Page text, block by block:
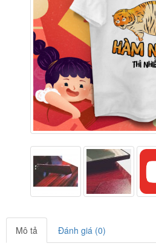
Mô tả Đánh giá (0)